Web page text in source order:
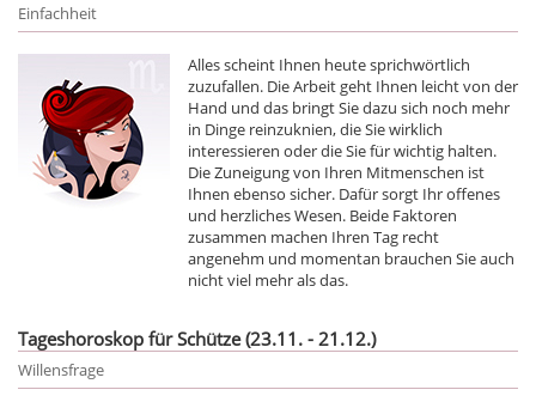
Einfachheit
Alles scheint Ihnen heute sprichwörtlich
zuzufallen. Die Arbeit geht Ihnen leicht von der
Hand und das bringt Sie dazu sich noch mehr
in Dinge reinzuknien, die Sie wirklich
interessieren oder die Sie für wichtig halten.
Die Zuneigung von Ihren Mitmenschen ist
Ihnen ebenso sicher. Dafür sorgt Ihr offenes
und herzliches Wesen. Beide Faktoren
zusammen machen Ihren Tag recht
angenehm und momentan brauchen Sie auch
nicht viel mehr als das.
Tageshoroskop für Schütze (23.11. - 21.12.)
Willensfrage